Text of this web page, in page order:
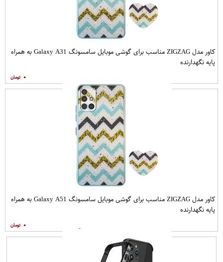
کاور مدل ZIGZAG مناسب برای گوشی موبایل سامسونگ Galaxy A31 به همراه
پایه نگهدارنده
۰
کاور مدل ZIGZAG مناسب برای گوشی موبایل سامسونگ Galaxy A51 به همراه
پایه نگهدارنده
۰